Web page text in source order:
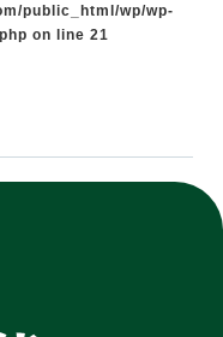
public_html/wp/wp-
on line 21